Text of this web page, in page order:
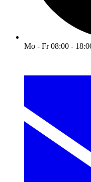
Mo - Fr 08:00 -